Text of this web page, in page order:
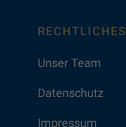
RECHTLICHES
Unser Team
Datenschutz
Impressum